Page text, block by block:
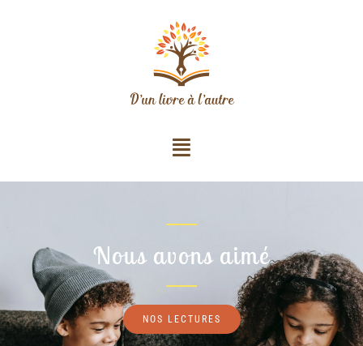
Nous avons aimé
NOS LECTURES